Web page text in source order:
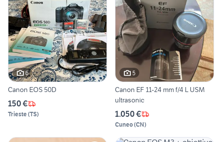
6
Canon EOS 50D
150 €
Trieste(TS)
5
Canon EF 11-24 mm f/4 L USM
ultrasonic
1.050 €
Cuneo(CN)